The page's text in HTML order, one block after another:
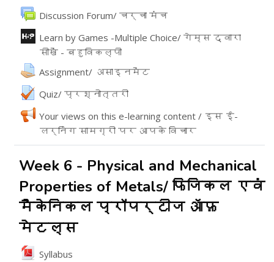
Discussion Forum/ चर्चा मंच
వేదిక
Learn by Games -Multiple Choice/ गेम्स द्वारा
सीखें - बहुविकल्पीఇంటరాక్టివ్ కంటెంట్
Assignment/ असाइनमेंट
అసైన్మెంట్
Quiz/ प्रश्नोत्तरी
Your views on this e-learning content / इस ई-
लर्निंग सामग्री पर आपके विचार
Feedback
Week 6 - Physical and Mechanical
Properties of Metals/ फिजिकल एवं
मैकेनिकल प्रॉपर्टीज ऑफ़
मेटल्स
Syllabus
File